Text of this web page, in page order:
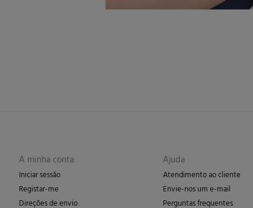
A minha conta
Iniciar sessão
Registar-me
Direções de envio
Ajuda
Atendimento ao cliente
Envie-nos um e-mail
Perguntas frequentes